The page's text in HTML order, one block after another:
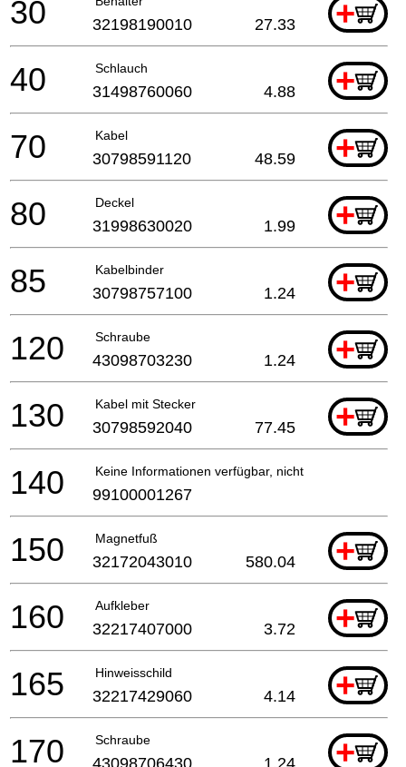
+
30 32198190010 27.33
Schlauch +
40 31498760060 4.88
Kabel +
70 30798591120 48.59
Deckel +
80 31998630020 1.99
Kabelbinder +
85 30798757100 1.24
Schraube +
120 43098703230 1.24
Kabel mit Stecker +
130 30798592040 77.45
Keine Informationen verfügbar, nicht bestellbar
140 99100001267
Magnetfuß +
150 32172043010 580.04
Aufkleber +
160 32217407000 3.72
Hinweisschild +
165 32217429060 4.14
Schraube +
170 43098706430 1.24